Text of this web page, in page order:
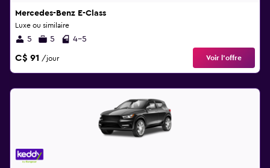
Mercedes-Benz E-Class
Luxe ou similaire
5 5 4-5
C$ 91 /jour Voir l’offre